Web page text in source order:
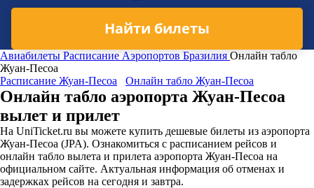
Найти билеты
Авиабилеты Расписание Аэропортов Бразилия Онлайн табло
Жуан-Песоа
Расписание Жуан-Песоа
Онлайн табло Жуан-Песоа
Онлайн табло аэропорта Жуан-Песоа
вылет и прилет
На UniTicket.ru вы можете купить дешевые билеты из аэропорта
Жуан-Песоа (JPA). Ознакомиться с расписанием рейсов и
онлайн табло вылета и прилета аэропорта Жуан-Песоа на
официальном сайте. Актуальная информация об отменах и
задержках рейсов на сегодня и завтра.